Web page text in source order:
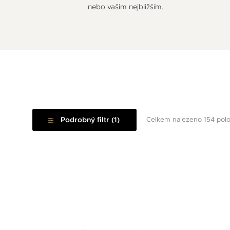
nebo vašim nejbližším.
Podrobný filtr (1) Celkem nalezeno 154